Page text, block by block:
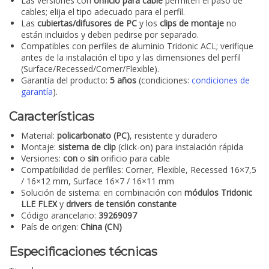
cables; elija el tipo adecuado para el perfil.
Las cubiertas/difusores de PC y los clips de montaje no
están incluidos y deben pedirse por separado.
Compatibles con perfiles de aluminio Tridonic ACL; verifique
antes de la instalación el tipo y las dimensiones del perfil
(Surface/Recessed/Corner/Flexible).
Garantía del producto: 5 años (condiciones: condiciones de
garantía).
Características
Material: policarbonato (PC), resistente y duradero
Montaje: sistema de clip (click-on) para instalación rápida
Versiones: con o sin orificio para cable
Compatibilidad de perfiles: Corner, Flexible, Recessed 16×7,5
/ 16×12 mm, Surface 16×7 / 16×11 mm
Solución de sistema: en combinación con módulos Tridonic
LLE FLEXy drivers de tensión constante
Código arancelario: 39269097
País de origen: China (CN)
Especificaciones técnicas